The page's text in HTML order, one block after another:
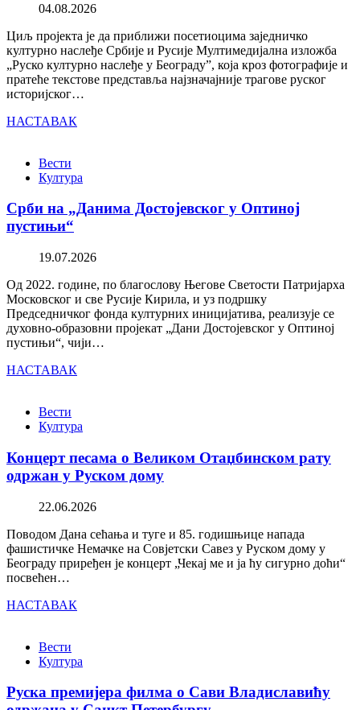
04.08.2026
Циљ пројекта је да приближи посетиоцима заједничко
културно наслеђе Србије и Русије Мултимедијална изложба
„Руско културно наслеђе у Београду”, која кроз фотографије и
пратеће текстове представља најзначајније трагове руског
историјског…
НАСТАВАК
Вести
Култура
Срби на „Данима Достојевског у Оптиној
пустињи“
19.07.2026
Од 2022. године, по благослову Његове Светости Патријарха
Московског и све Русије Кирила, и уз подршку
Председничког фонда културних иницијатива, реализује се
духовно-образовни пројекат „Дани Достојевског у Оптиној
пустињи“, чији…
НАСТАВАК
Вести
Култура
Концерт песама о Великом Отаџбинском рату
одржан у Руском дому
22.06.2026
Поводом Дана сећања и туге и 85. годишњице напада
фашистичке Немачке на Совјетски Савез у Руском дому у
Београду приређен је концерт „Чекај ме и ја ћу сигурно доћи“
посвећен…
НАСТАВАК
Вести
Култура
Руска премијера филма о Сави Владиславићу